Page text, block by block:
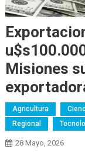
Misiones
Agricultura
Regional
28 Mayo, 2026